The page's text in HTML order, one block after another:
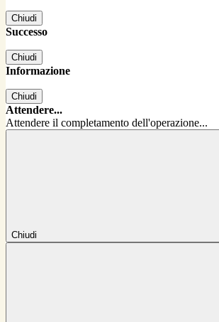
Chiudi
Successo
Chiudi
Informazione
Chiudi
Attendere...
Attendere il completamento dell'operazione...
Chiudi